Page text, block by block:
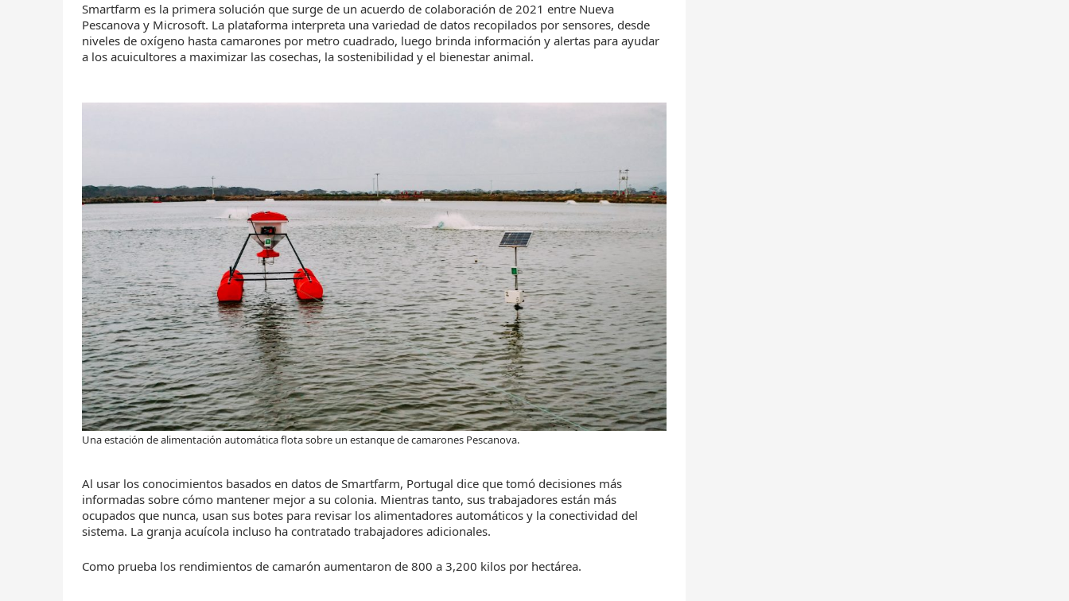
Smartfarm es la primera solución que surge de un acuerdo de colaboración de 2021 entre Nueva
Pescanova y Microsoft. La plataforma interpreta una variedad de datos recopilados por sensores, desde
niveles de oxígeno hasta camarones por metro cuadrado, luego brinda información y alertas para ayudar
a los acuicultores a maximizar las cosechas, la sostenibilidad y el bienestar animal.
Una estación de alimentación automática flota sobre un estanque de camarones Pescanova.
Al usar los conocimientos basados en datos de Smartfarm, Portugal dice que tomó decisiones más
informadas sobre cómo mantener mejor a su colonia. Mientras tanto, sus trabajadores están más
ocupados que nunca, usan sus botes para revisar los alimentadores automáticos y la conectividad del
sistema. La granja acuícola incluso ha contratado trabajadores adicionales.
Como prueba los rendimientos de camarón aumentaron de 800 a 3,200 kilos por hectárea.